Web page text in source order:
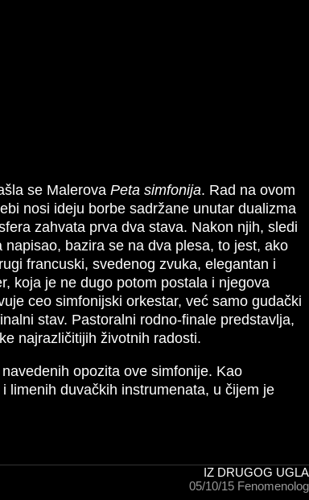
se Malerova Peta simfonija. Rad na ovom
nosi ideju borbe sadržane unutar dualizma
zahvata prva dva stava. Nakon njih, sledi
bazira se na dva plesa, to jest, ako
francuski, svedenog zvuka, elegantan i
koja je ne dugo potom postala i njegova
ceo simfonijski orkestar, već samo gudački
stav. Pastoralni rodno-finale predstavlјa,
najrazličitijih životnih radosti.
opozita ove simfonije. Kao
limenih duvačkih instrumenata, u čijem je
IZ DRUGOG UGLA
05/10/15 Fenomenolog